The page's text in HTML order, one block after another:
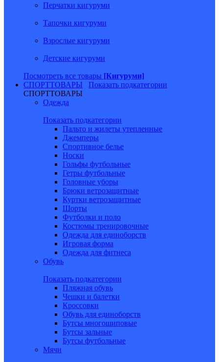
Перчатки кигуруми
Тапочки кигуруми
Взрослые кигуруми
Детские кигуруми
Посмотреть все товары [Кигуруми]
СПОРТТОВАРЫ
Показать подкатегории
СПОРТТОВАРЫ
Одежда
Показать подкатегории
Пальто и жилеты утепленные
Джемперы
Спортивное белье
Носки
Гольфы футбольные
Гетры футбольные
Головные уборы
Брюки ветрозащитные
Куртки ветрозащитные
Шорты
Футболки и поло
Костюмы тренировочные
Одежда для единоборств
Игровая форма
Одежда для фитнеса
Обувь
Показать подкатегории
Пляжная обувь
Чешки и балетки
Кроссовки
Обувь для единоборств
Бутсы многошиповые
Бутсы зальные
Бутсы футбольные
Мячи